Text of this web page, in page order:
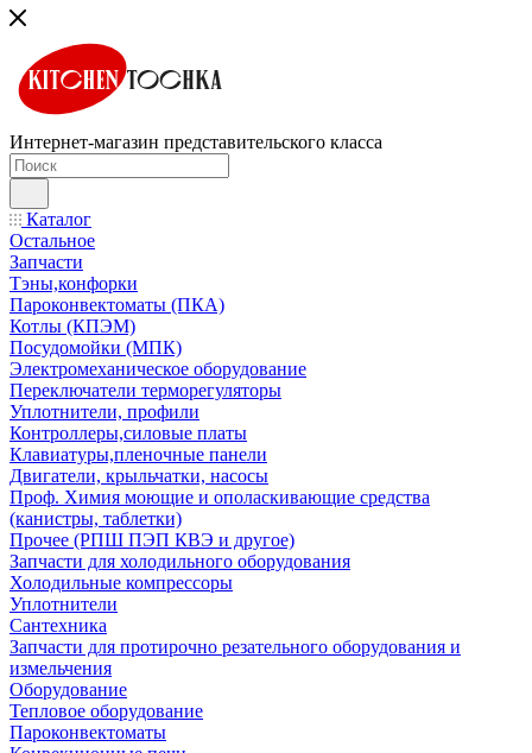
Интернет-магазин представительского класса
Каталог
Остальное
Запчасти
Тэны,конфорки
Пароконвектоматы (ПКА)
Котлы (КПЭМ)
Посудомойки (МПК)
Электромеханическое оборудование
Переключатели терморегуляторы
Уплотнители, профили
Контроллеры,силовые платы
Клавиатуры,пленочные панели
Двигатели, крыльчатки, насосы
Проф. Химия моющие и ополаскивающие средства
(канистры, таблетки)
Прочее (РПШ ПЭП КВЭ и другое)
Запчасти для холодильного оборудования
Холодильные компрессоры
Уплотнители
Сантехника
Запчасти для протирочно резательного оборудования и
измельчения
Оборудование
Тепловое оборудование
Пароконвектоматы